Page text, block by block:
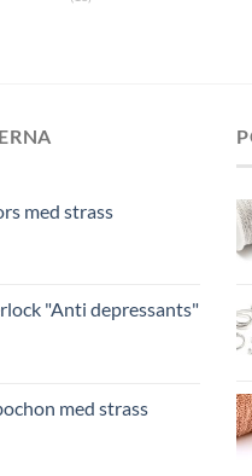
med strass
"Anti depressants"
med strass